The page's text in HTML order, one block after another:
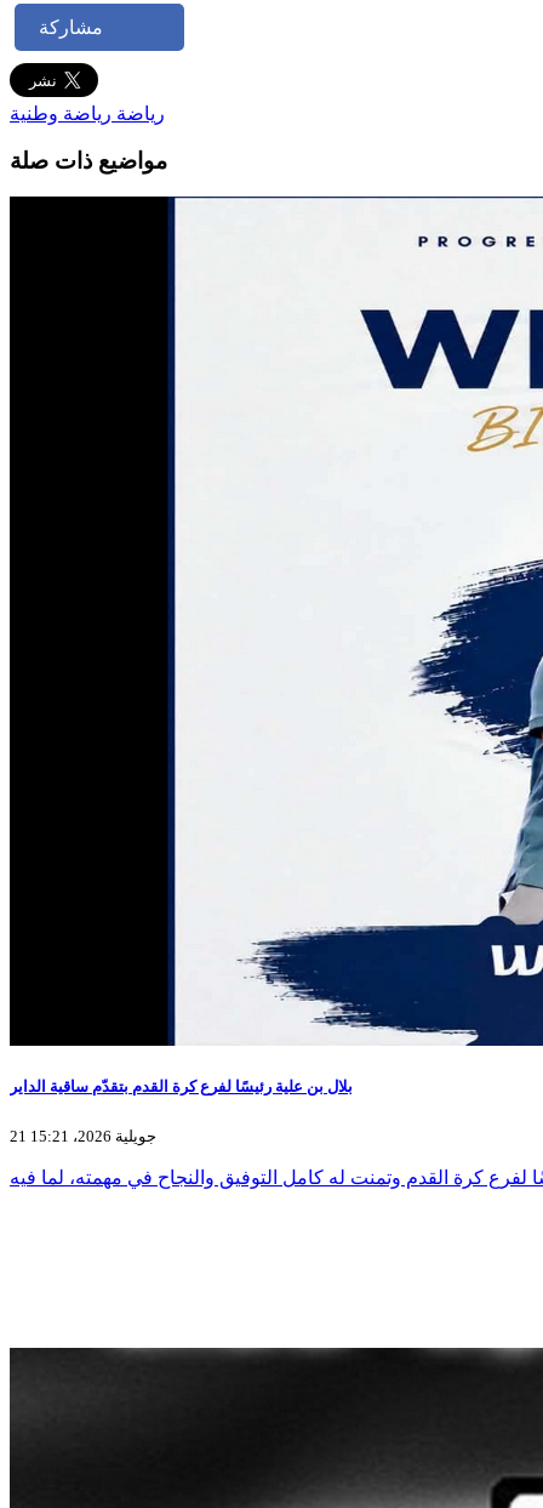
مشاركة
رياضة رياضة وطنية
مواضيع ذات صلة
بلال بن علية رئيسًا لفرع كرة القدم بتقدّم ساقية الداير
21 جويلية 2026، 15:21